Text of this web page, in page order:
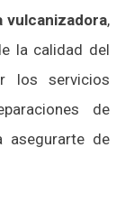
vulcanizadora,
la calidad del
los servicios
de
asegurarte de